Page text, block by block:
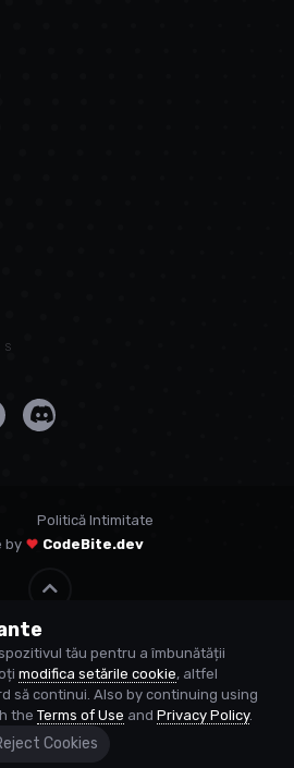
Politică Intimitate
by
CodeBite.dev
© USP
by Invision Community
tău pentru a îmbunătății
modifica setările cookie, altfel
să continui. Also by continuing using
the Terms of Use and Privacy Policy.
Cookies